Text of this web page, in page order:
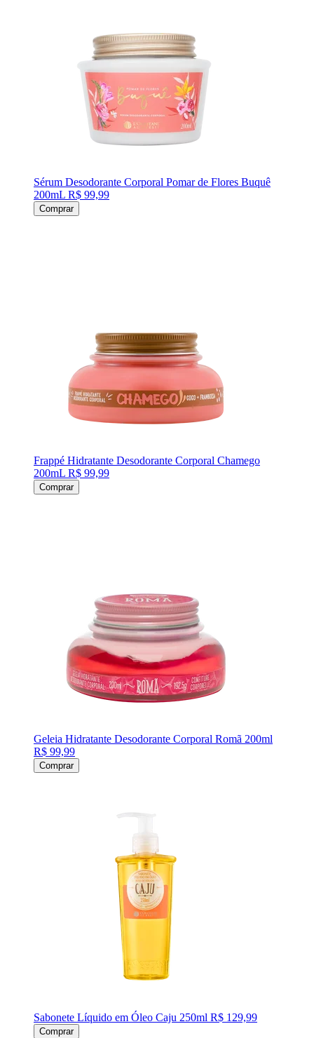
Sérum Desodorante Corporal Pomar de Flores Buquê
200mL R$ 99,99
Comprar
Frappé Hidratante Desodorante Corporal Chamego
200mL R$ 99,99
Comprar
Geleia Hidratante Desodorante Corporal Romã 200ml
R$ 99,99
Comprar
Sabonete Líquido em Óleo Caju 250ml R$ 129,99
Comprar